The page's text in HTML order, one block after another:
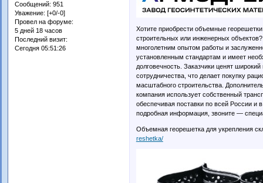
Сообщений: 951
Уважение: [+0/-0]
Провел на форуме:
5 дней 18 часов
Последний визит:
Сегодня 05:51:26
Хотите приобрести объемные
строительных или инженерных
многолетним опытом работы и
установленным стандартам и имеет
долговечность. Заказчики ценят
сотрудничества, что делает покупку
масштабного строительства.
компания использует собственный
обеспечивая поставки по всей России и
подробная информация, звоните —
Объемная георешетка для укрепления
reshetka/